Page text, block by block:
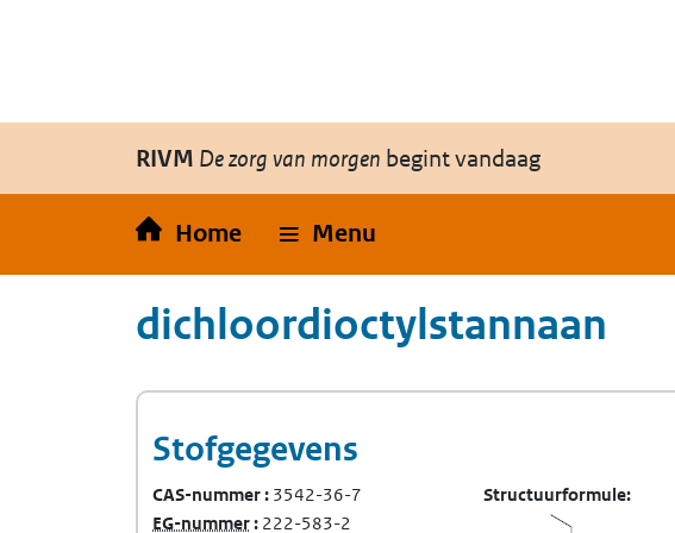
RIVM De zorg van morgen begint vandaag
Home Menu
dichloordioctylstannaan
Stofgegevens
CAS-nummer 3542-36-7
EG-nummer(Europees Gemeenschap-nummer)
222-583-2
Structuurformule